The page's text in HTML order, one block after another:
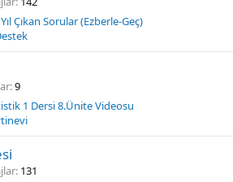
Çıkan Sorular (Ezberle-Geç)
9
1 Dersi 8.Ünite Videosu
131